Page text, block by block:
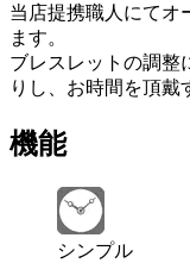
当店提携職人にてオ
ます。
ブレスレットの調整
りし、お時間を頂戴
機能
シンプル